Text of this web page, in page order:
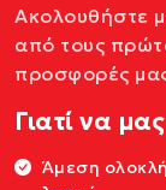
Ακολουθήστε
από τους
προσφορές
Γιατί να
Άμεση